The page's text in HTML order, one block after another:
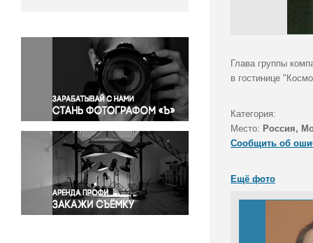
Окружающая среда
Политика
Правосудие
Происшествия и конфликты
Религия
Светская жизнь
Спорт
Экология
Экономика и бизнес
Глава группы
в гостинице
Категория:
Место: Россия,
Сообщить об
Ещё фото